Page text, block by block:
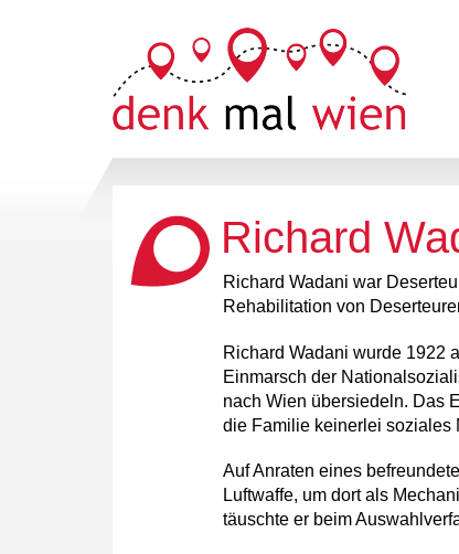
Richard
Richard Wadani war
Rehabilitation von
Richard Wadani wurde 1922
Einmarsch der
nach Wien übersiedeln. Das
die Familie keinerlei soziales
Auf Anraten eines
Luftwaffe, um dort als
täuschte er beim